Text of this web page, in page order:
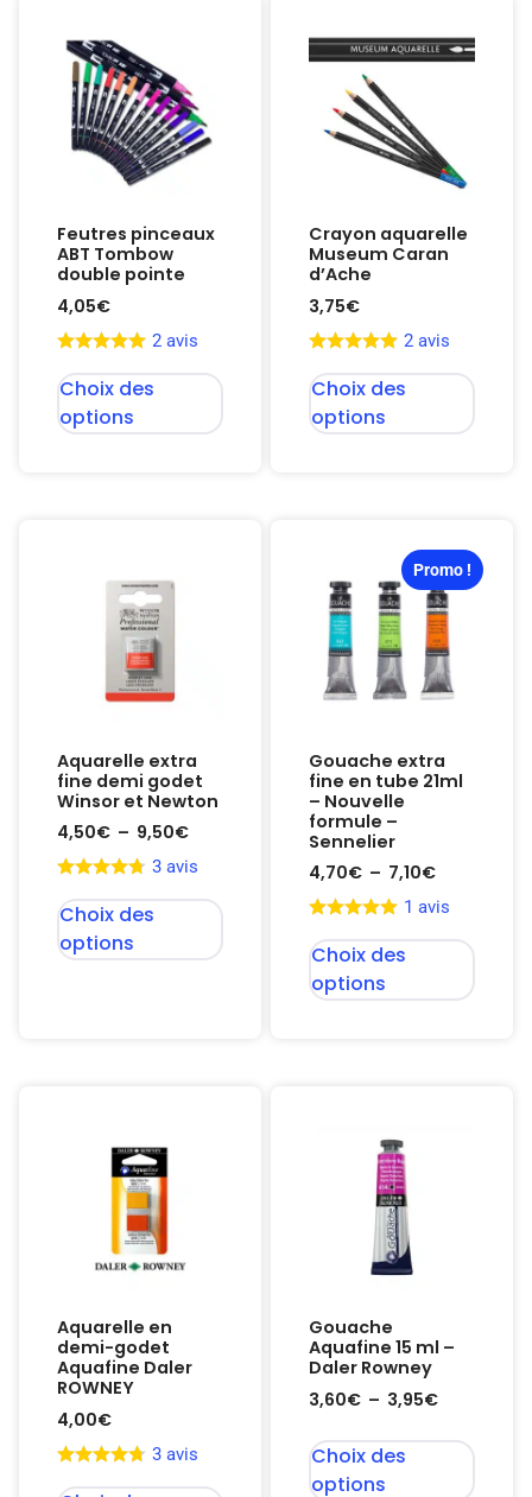
Feutres pinceaux
ABT Tombow
double pointe
4,05€
2 avis
Choix des
options
Crayon aquarelle
Museum Caran
d’Ache
3,75€
2 avis
Choix des
options
Aquarelle extra
fine demi godet
Winsor et Newton
4,50€ – 9,50€
3 avis
Choix des
options
Promo !
Gouache extra
fine en tube 21ml
– Nouvelle
formule –
Sennelier
4,70€ – 7,10€
1 avis
Choix des
options
Aquarelle en
demi-godet
Aquafine Daler
ROWNEY
4,00€
3 avis
Gouache
Aquafine 15 ml –
Daler Rowney
3,60€ – 3,95€
Choix des
options